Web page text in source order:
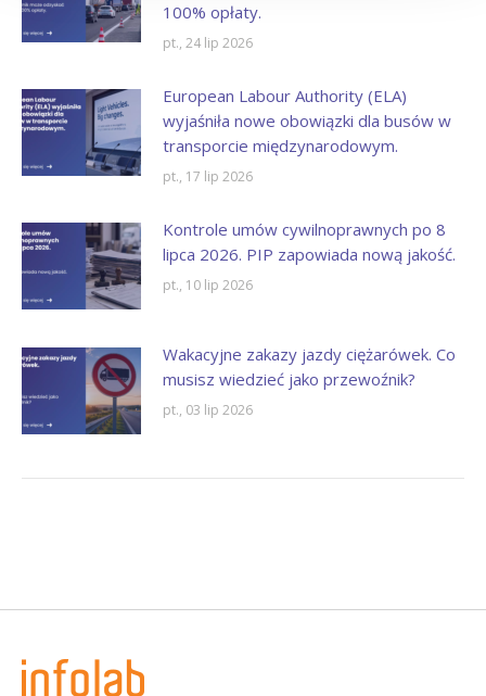
100% opłaty.
pt., 24 lip 2026
European Labour Authority (ELA)
wyjaśniła nowe obowiązki dla busów w
transporcie międzynarodowym.
pt., 17 lip 2026
Kontrole umów cywilnoprawnych po 8
lipca 2026. PIP zapowiada nową jakość.
pt., 10 lip 2026
Wakacyjne zakazy jazdy ciężarówek. Co
musisz wiedzieć jako przewoźnik?
pt., 03 lip 2026